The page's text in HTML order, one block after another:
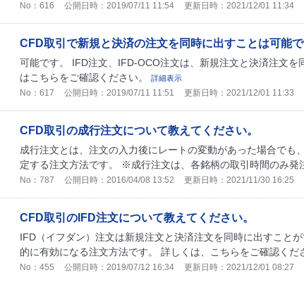
No：616 公開日時：2019/07/11 11:54 更新日時：2021/12/01 11:34
CFD取引で新規と決済の注文を同時に出すことは可能で
可能です。 IFD注文、IFD-OCO注文は、新規注文と決済注文
はこちらをご確認ください。
詳細表示
No：617 公開日時：2019/07/11 11:51 更新日時：2021/12/01 11:33
CFD取引の成行注文について教えてください。
成行注文とは、注文の入力後にレートの変動があった場合でも
定する注文方法です。 ※成行注文は、各銘柄の取引時間のみ発
No：787 公開日時：2016/04/08 13:52 更新日時：2021/11/30 16:25
CFD取引のIFD注文について教えてください。
IFD（イフダン）注文は新規注文と決済注文を同時に出すこと
的に有効になる注文方法です。 詳しくは、こちらをご確認くだ
No：455 公開日時：2019/07/12 16:34 更新日時：2021/12/01 08:27